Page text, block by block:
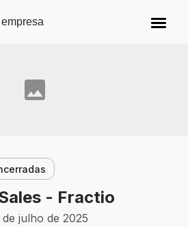
principal
- Fractio
julho de 2025